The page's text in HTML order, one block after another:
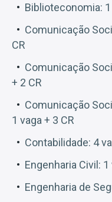
Biblioteconomia: 1
Comunicação
CR
Comunicação
+ 2 CR
Comunicação
1 vaga + 3 CR
Contabilidade: 4
Engenharia Civil: 1
Engenharia de